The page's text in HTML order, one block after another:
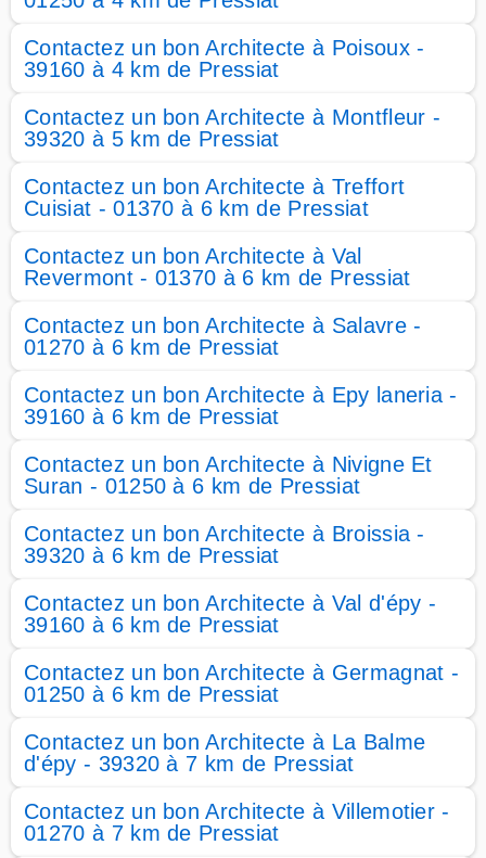
Contactez un bon Architecte à Poisoux -
39160 à 4 km de Pressiat
Contactez un bon Architecte à Montfleur -
39320 à 5 km de Pressiat
Contactez un bon Architecte à Treffort
Cuisiat - 01370 à 6 km de Pressiat
Contactez un bon Architecte à Val
Revermont - 01370 à 6 km de Pressiat
Contactez un bon Architecte à Salavre -
01270 à 6 km de Pressiat
Contactez un bon Architecte à Epy laneria -
39160 à 6 km de Pressiat
Contactez un bon Architecte à Nivigne Et
Suran - 01250 à 6 km de Pressiat
Contactez un bon Architecte à Broissia -
39320 à 6 km de Pressiat
Contactez un bon Architecte à Val d'épy -
39160 à 6 km de Pressiat
Contactez un bon Architecte à Germagnat -
01250 à 6 km de Pressiat
Contactez un bon Architecte à La Balme
d'épy - 39320 à 7 km de Pressiat
Contactez un bon Architecte à Villemotier -
01270 à 7 km de Pressiat